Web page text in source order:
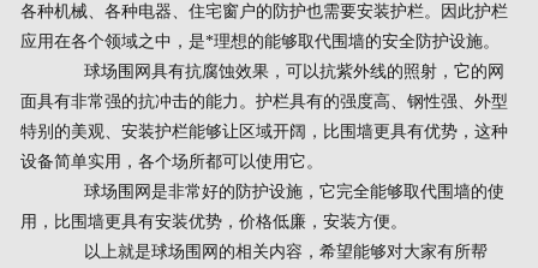
各种机械、各种电器、住宅窗户的防护也需要安装护栏。因此护栏
应用在各个领域之中，是*理想的能够取代围墙的安全防护设施。
球场围网具有抗腐蚀效果，可以抗紫外线的照射，它的网
面具有非常强的抗冲击的能力。护栏具有的强度高、钢性强、外型
特别的美观、安装护栏能够让区域开阔，比围墙更具有优势，这种
设备简单实用，各个场所都可以使用它。
球场围网是非常好的防护设施，它完全能够取代围墙的使
用，比围墙更具有安装优势，价格低廉，安装方便。
以上就是球场围网的相关内容，希望能够对大家有所帮